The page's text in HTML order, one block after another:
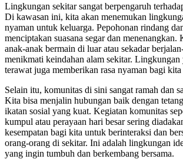
Lingkungan sekitar sangat berpengaruh
Di kawasan ini, kita akan menemukan
nyaman untuk keluarga. Pepohonan rindang
menciptakan suasana segar dan menenangkan.
anak-anak bermain di luar atau sekadar
menikmati keindahan alam sekitar. Lingkungan
terawat juga memberikan rasa nyaman bagi
Selain itu, komunitas di sini sangat ramah dan
Kita bisa menjalin hubungan baik dengan
ikatan sosial yang kuat. Kegiatan komunitas
kumpul atau perayaan hari besar sering
kesempatan bagi kita untuk berinteraksi dan
orang-orang di sekitar. Ini adalah lingkungan
yang ingin tumbuh dan berkembang bersama.